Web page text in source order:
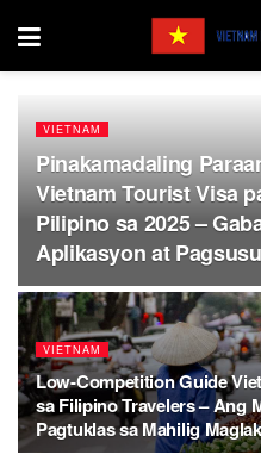
VIETNAM
Pinakamadaling
Vietnam Tourist Visa
Pilipino sa 2025 –
Aplikasyon at
VIETNAM
Low-Competition Guide
sa Filipino Travelers – Ang
Pagtuklas sa Mahilig